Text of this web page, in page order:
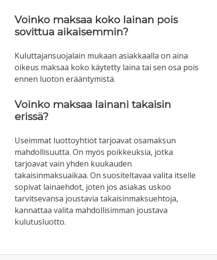
Voinko maksaa koko lainan pois
sovittua aikaisemmin?
Kuluttajansuojalain mukaan asiakkaalla on aina
oikeus maksaa koko käytetty laina tai sen osa pois
ennen luoton erääntymistä.
Voinko maksaa lainani takaisin
erissä?
Useimmat luottoyhtiöt tarjoavat osamaksun
mahdollisuutta. On myös poikkeuksia, jotka
tarjoavat vain yhden kuukauden
takaisinmaksuaikaa. On suositeltavaa valita itselle
sopivat lainaehdot, joten jos asiakas uskoo
tarvitsevansa joustavia takaisinmaksuehtoja,
kannattaa valita mahdollisimman joustava
kulutusluotto.